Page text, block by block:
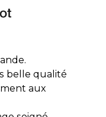
belle qualité
aux